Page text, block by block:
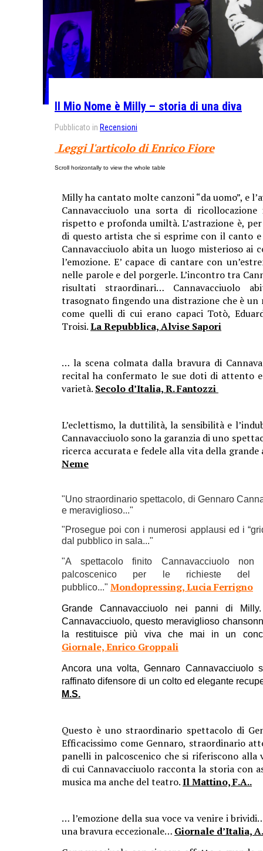
Il Mio Nome è Milly – storia di una diva
Pubblicato in Recensioni
Leggi l'articolo di Enrico Fiore
Milly ha cantato molte canzoni “da uomo”, e
Cannavacciuolo una sorta di
rispetto e profonda umiltà. L’astrazione è,
di questo artista che si esprime con il canto
Cannavacciuolo abita un luogo misterioso ai
l’emozione. E’ capace di cantare con
nelle parole e del porgerle. L’incontro tra
risultati straordinari… Cannavacciuolo
trasognato fingendo una distrazione che è
come quelli di cui erano capaci Totò,
Troisi.La Repubblica, Alvise Sapori
… la scena colmata dalla bravura di
recital ha confermato le sue doti di attento
varietà. Secolo d’Italia, R. Fantozzi
L’eclettismo, la duttilità, la sensibilità e
Cannavacciuolo sono la garanzia di uno
ricerca accurata e fedele alla vita della
Neme
"Uno straordinario spettacolo, di Gennaro
e meraviglioso..."
"Prosegue poi con i numerosi applausi ed i
dal pubblico in sala..."
"A spettacolo finito Cannavacciuolo
palcoscenico per le richieste del
pubblico..." Mondopressing, Lucia Ferrigno
Grande Cannavacciuolo nei panni di
Cannavacciuolo, questo meraviglioso
la restituisce più viva che mai in un
Giornale, Enrico Groppali
Ancora una volta, Gennaro Cannavacciuolo
raffinato difensore di un colto ed elegante
M.S.
Questo è uno straordinario spettacolo di
Efficacissimo come Gennaro, straordinario
panelli in palcoscenico che si riferiscono
di cui Cannavacciuolo racconta la storia con
musica ma anche del teatro.Il Mattino, F.A..
… l’emozione della sua voce va venire i
una bravura eccezionale… Giornale d’Italia,